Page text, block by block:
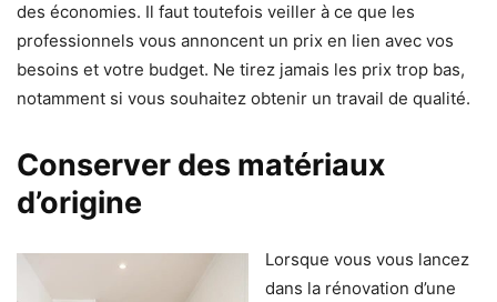
des économies. Il faut toutefois veiller à ce que les
professionnels vous annoncent un prix en lien avec vos
besoins et votre budget. Ne tirez jamais les prix trop bas,
notamment si vous souhaitez obtenir un travail de qualité.
Conserver des matériaux
d’origine
Lorsque vous vous lancez
dans la rénovation d’une